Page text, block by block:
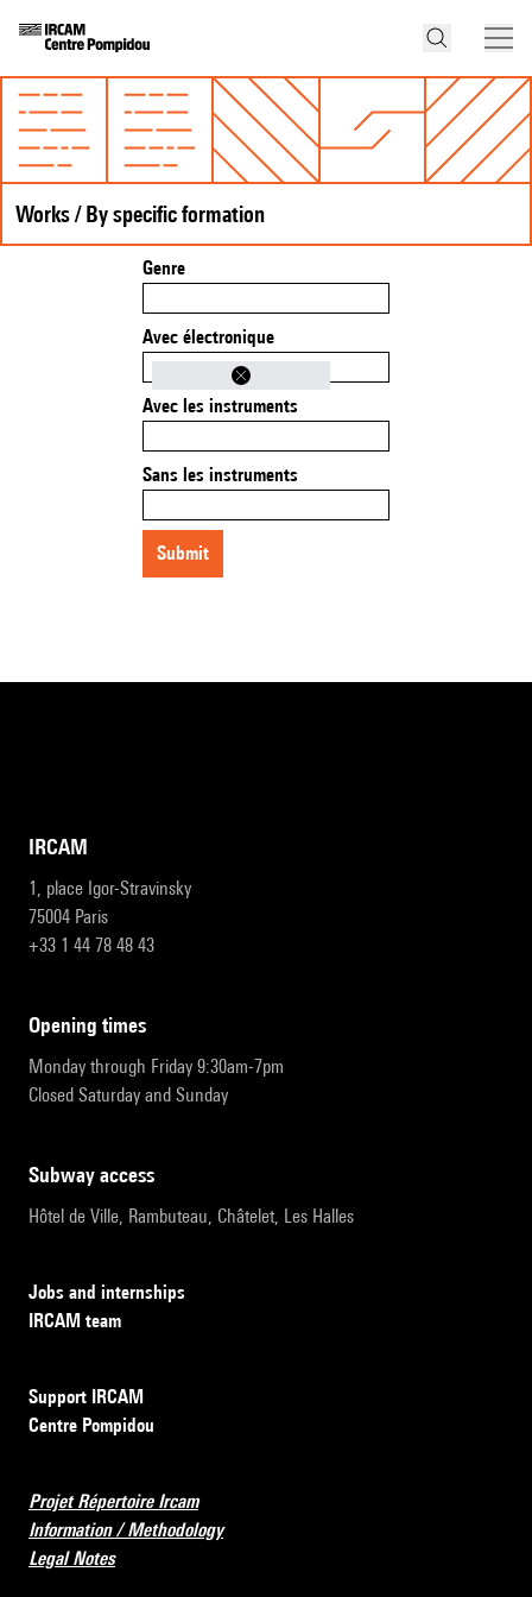
Works / By specific formation
Genre
Avec électronique
Avec les instruments
Sans les instruments
submit
IRCAM
1, place Igor-Stravinsky
75004 Paris
+33 1 44 78 48 43
opening times
Monday through Friday 9:30am-7pm
Closed Saturday and Sunday
subway access
Hôtel de Ville, Rambuteau, Châtelet, Les Halles
Jobs and internships
IRCAM team
Support IRCAM
Centre Pompidou
Projet Répertoire Ircam
Information / Methodology
Legal Notes